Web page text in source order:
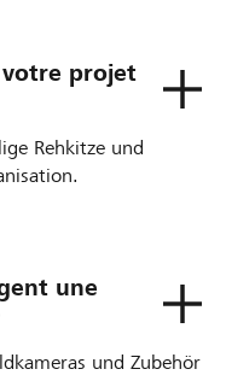
projet
Rehkitze und
une
und Zubehör